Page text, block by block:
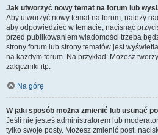
Jak utworzyć nowy temat na forum lub
Aby utworzyć nowy temat na forum, należy
aby odpowiedzieć w temacie, nacisnąć
przed publikowaniem wiadomości trzeba
strony forum lub strony tematów jest
na każdym forum. Na przykład: Możesz
załączniki itp.
Na górę
W jaki sposób można zmienić lub usunąć
Jeśli nie jesteś administratorem lub
tylko swoje posty. Możesz zmienić post,